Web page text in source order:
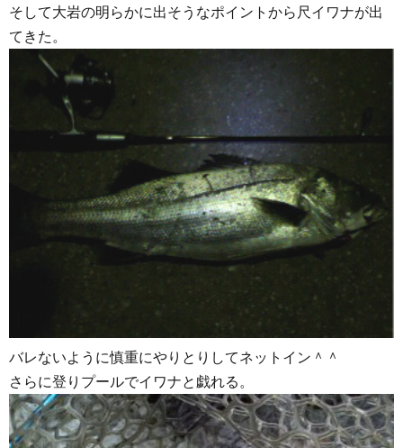
そして大岩の明らかに出そうなポイントから尺イワナが出
てきた。
バレないように慎重にやりとりしてネットイン＾＾
さらに登りプールでイワナと戯れる。